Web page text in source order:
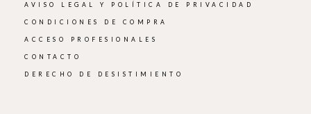
AVISO LEGAL Y POLÍTICA DE PRIVACIDAD
CONDICIONES DE COMPRA
ACCESO PROFESIONALES
CONTACTO
DERECHO DE DESISTIMIENTO